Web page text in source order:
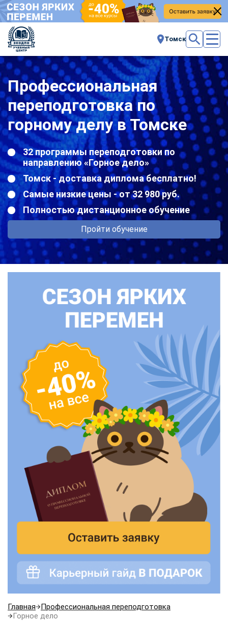
Томск
Профессиональная
переподготовка по
горному делу в Томске
32 программы переподготовки по
направлению «Горное дело»
Томск - доставка диплома бесплатно!
Самые низкие цены - от 32 980 руб.
Полностью дистанционное обучение
Пройти обучение
Главная
Профессиональная переподготовка
Горное дело